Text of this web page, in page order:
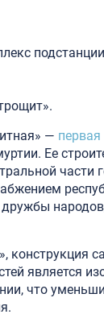
—
Ее
части
является
что